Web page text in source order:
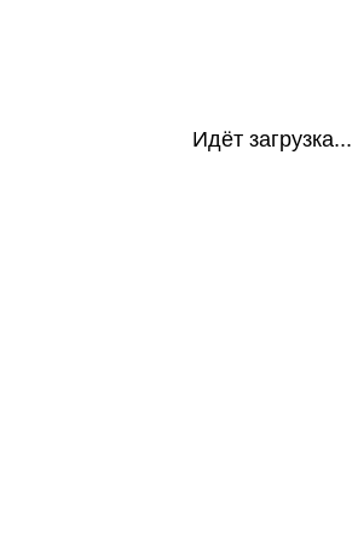
Идёт загрузка...